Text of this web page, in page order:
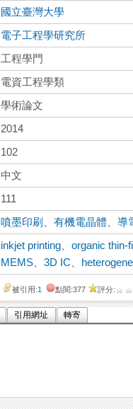
國立臺灣大學
電子工程學研究所
工程學門
電資工程學類
學術論文
2014
102
中文
111
噴墨印刷 、有機電晶體 、導
inkjet printing 、organic thin-
MEMS 、3D IC
被引用:1 點閱:377 評分:
引用網址 轉寄